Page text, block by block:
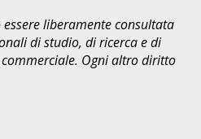
liberamente consultata
di studio, di ricerca e di
Ogni altro diritto